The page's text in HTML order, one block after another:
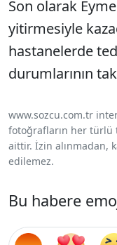
Son olarak
yitirmesiyle
hastanelerde
durumlarının
www.sozcu.com.tr
fotoğrafların her türlü
aittir. İzin alınmadan,
edilemez.
Bu habere